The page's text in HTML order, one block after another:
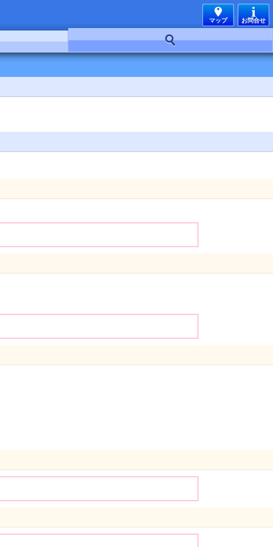
マップ お問合せ
お好み検索